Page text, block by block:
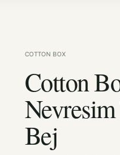
Pijama & Ev Giyimi
COTTON BOX
Cotton
Bej